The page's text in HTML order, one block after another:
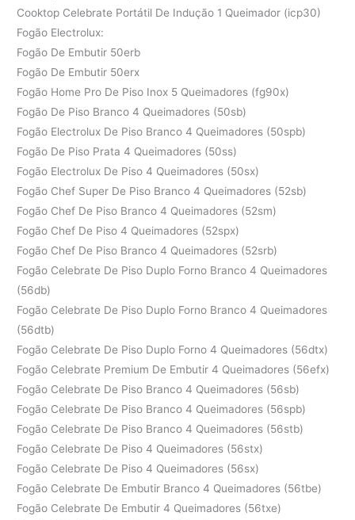
Cooktop Celebrate Portátil De Indução 1 Queimador (icp30)
Fogão Electrolux:
Fogão De Embutir 50erb
Fogão De Embutir 50erx
Fogão Home Pro De Piso Inox 5 Queimadores (fg90x)
Fogão De Piso Branco 4 Queimadores (50sb)
Fogão Electrolux De Piso Branco 4 Queimadores (50spb)
Fogão De Piso Prata 4 Queimadores (50ss)
Fogão Electrolux De Piso 4 Queimadores (50sx)
Fogão Chef Super De Piso Branco 4 Queimadores (52sb)
Fogão Chef De Piso Branco 4 Queimadores (52sm)
Fogão Chef De Piso 4 Queimadores (52spx)
Fogão Chef De Piso Branco 4 Queimadores (52srb)
Fogão Celebrate De Piso Duplo Forno Branco 4 Queimadores
(56db)
Fogão Celebrate De Piso Duplo Forno Branco 4 Queimadores
(56dtb)
Fogão Celebrate De Piso Duplo Forno 4 Queimadores (56dtx)
Fogão Celebrate Premium De Embutir 4 Queimadores (56efx)
Fogão Celebrate De Piso Branco 4 Queimadores (56sb)
Fogão Celebrate De Piso Branco 4 Queimadores (56spb)
Fogão Celebrate De Piso Branco 4 Queimadores (56stb)
Fogão Celebrate De Piso 4 Queimadores (56stx)
Fogão Celebrate De Piso 4 Queimadores (56sx)
Fogão Celebrate De Embutir Branco 4 Queimadores (56tbe)
Fogão Celebrate De Embutir 4 Queimadores (56txe)